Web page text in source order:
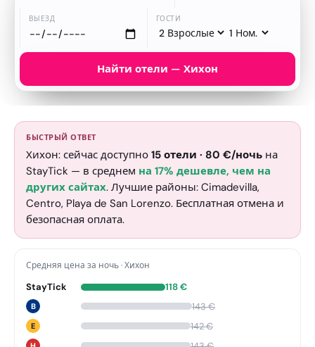
ВЫЕЗД ГОСТИ
Найти отели — Хихон
БЫСТРЫЙ ОТВЕТ
Хихон: сейчас доступно 15 отели · 80 €/ночь на
StayTick — в среднем на 17% дешевле, чем на
других сайтах. Лучшие районы: Cimadevilla,
Centro, Playa de San Lorenzo. Бесплатная отмена и
безопасная оплата.
Средняя цена за ночь·Хихон
StayTick 118€
B 143€
E 142€